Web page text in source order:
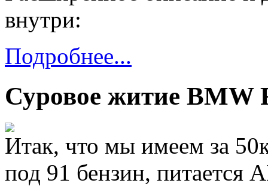
внутри:
Подробнее...
Суровое житие BMW
Итак, что мы имеем за
под 91 бензин, питается